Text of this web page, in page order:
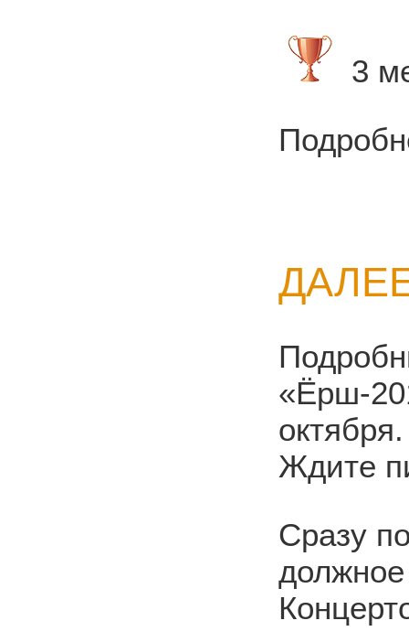
3
«Ёрш-
октября.
Ждите
Сразу